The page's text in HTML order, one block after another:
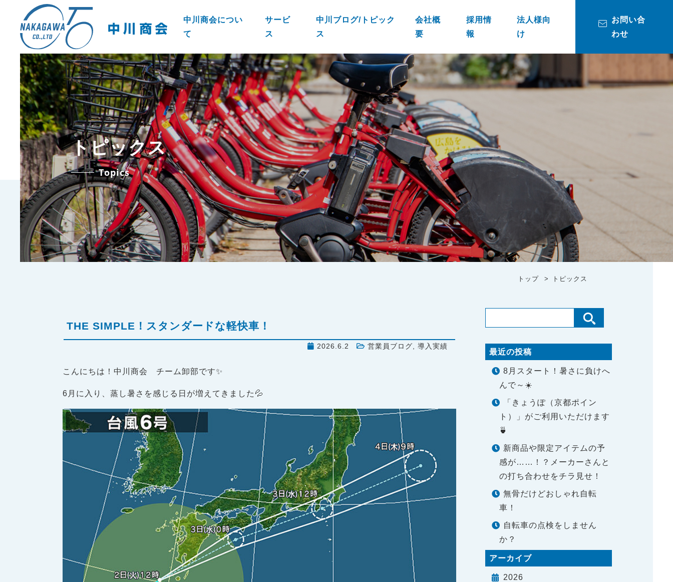
中川商会につい
て
サービ
ス
中川ブログ/トピック
ス
会社概
要
採用情
報
法人様向
け
お問い合
わせ
トピックス
Topics
トップ トピックス
THE SIMPLE！スタンダードな軽快車！
2026.6.2 営業員ブログ ,導入実績
こんにちは！中川商会 チーム卸部です✨
6月に入り、蒸し暑さを感じる日が増えてきました💦
最近の投稿
8月スタート！暑さに負けへ
んで～☀️
「きょうぽ（京都ポイン
ト）」がご利用いただけます
🍵
新商品や限定アイテムの予
感が……！？メーカーさんと
の打ち合わせをチラ見せ！
無骨だけどおしゃれ自転
車！
自転車の点検をしません
か？
アーカイブ
2026